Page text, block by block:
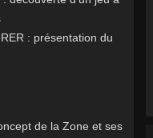
: présentation du
de la Zone et ses